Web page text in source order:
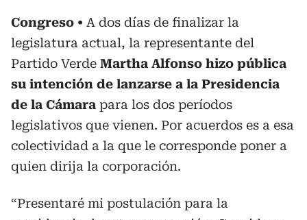
Congreso
A dos días de finalizar la
legislatura actual, la representante del
Partido Verde Martha Alfonso hizo pública
su intención de lanzarse a la Presidencia
de la Cámara para los dos períodos
legislativos que vienen. Por acuerdos es a esa
colectividad a la que le corresponde poner a
quien dirija la corporación.
“Presentaré mi postulación para la